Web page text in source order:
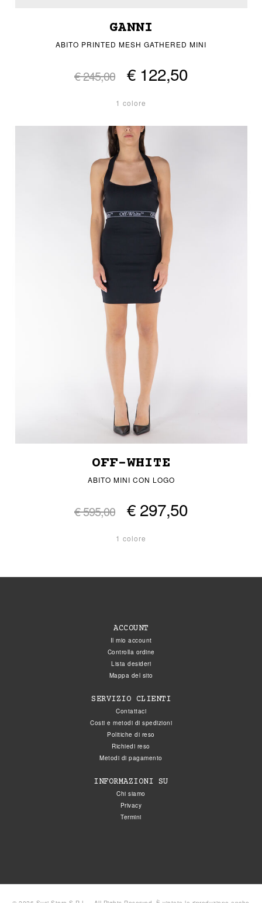
GANNI
ABITO PRINTED MESH GATHERED MINI
€ 245,00 € 122,50
1 colore
OFF-WHITE
ABITO MINI CON LOGO
€ 595,00 € 297,50
1 colore
ACCOUNT
Il mio account
Controlla ordine
Lista desideri
Mappa del sito
SERVIZIO CLIENTI
Contattaci
Costi e metodi di spedizioni
Politiche di reso
Richiedi reso
Metodi di pagamento
INFORMAZIONI SU
Chi siamo
Privacy
Termini